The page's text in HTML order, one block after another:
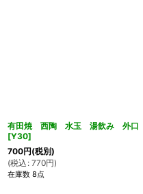
有田焼 西陶 水玉 湯飲み 外口
[Y30]
700円(税別)
(税込 : 770円)
在庫数 8点